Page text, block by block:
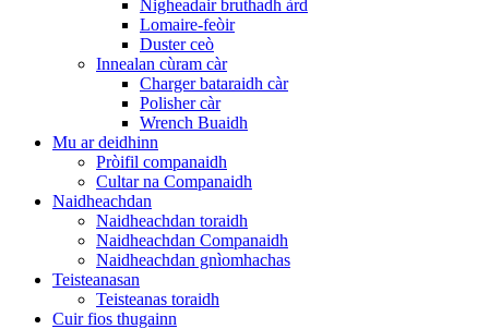
Nigheadair bruthadh àrd
Lomaire-feòir
Duster ceò
Innealan cùram càr
Charger bataraidh càr
Polisher càr
Wrench Buaidh
Mu ar deidhinn
Pròifil companaidh
Cultar na Companaidh
Naidheachdan
Naidheachdan toraidh
Naidheachdan Companaidh
Naidheachdan gnìomhachas
Teisteanasan
Teisteanas toraidh
Cuir fios thugainn